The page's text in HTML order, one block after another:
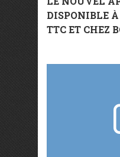
DISPONIBLE
TTC ET CHEZ